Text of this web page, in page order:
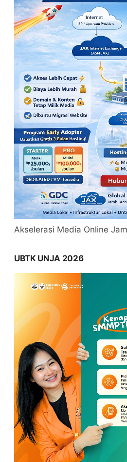
Akselerasi Media Online
UBTK UNJA 2026